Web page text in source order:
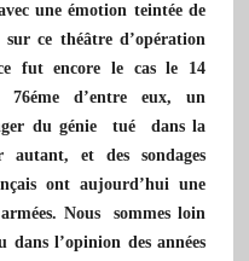
une émotion teintée de
ce théâtre d’opération
fut encore le cas le 14
d’entre eux,
un
du génie tué dans la
et des sondages
ont aujourd’hui une
Nous sommes loin
dans l’opinion des années